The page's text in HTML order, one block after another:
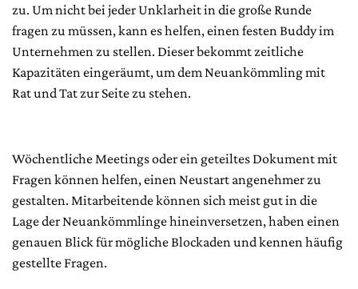
zu. Um nicht bei jeder Unklarheit in die große Runde
fragen zu müssen, kann es helfen, einen festen Buddy im
Unternehmen zu stellen. Dieser bekommt zeitliche
Kapazitäten eingeräumt, um dem Neuankömmling mit
Rat und Tat zur Seite zu stehen.
Wöchentliche Meetings oder ein geteiltes Dokument mit
Fragen können helfen, einen Neustart angenehmer zu
gestalten. Mitarbeitende können sich meist gut in die
Lage der Neuankömmlinge hineinversetzen, haben einen
genauen Blick für mögliche Blockaden und kennen häufig
gestellte Fragen.